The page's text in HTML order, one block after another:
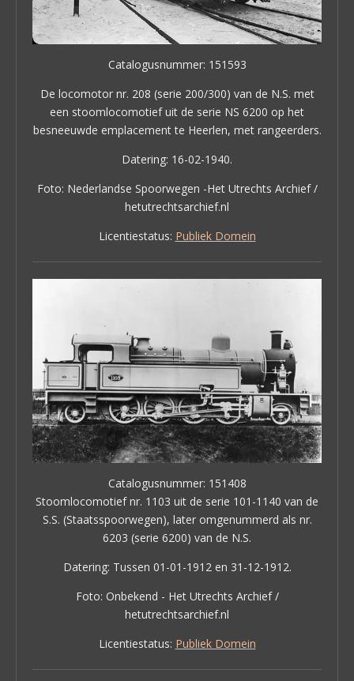
Catalogusnummer: 151593
De locomotor nr. 208 (serie 200/300) van de N.S. met
een stoomlocomotief uit de serie NS 6200 op het
besneeuwde emplacement te Heerlen, met rangeerders.
Datering: 16-02-1940.
Foto: Nederlandse Spoorwegen -Het Utrechts Archief /
hetutrechtsarchief.nl
Licentiestatus: Publiek Domein
Catalogusnummer: 151408
Stoomlocomotief nr. 1103 uit de serie 101-1140 van de
S.S. (Staatsspoorwegen), later omgenummerd als nr.
6203 (serie 6200) van de N.S.
Datering: Tussen 01-01-1912 en 31-12-1912.
Foto: Onbekend - Het Utrechts Archief /
hetutrechtsarchief.nl
Licentiestatus: Publiek Domein